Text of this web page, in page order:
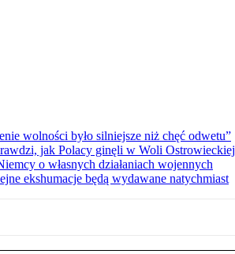
wolności było silniejsze niż chęć odwetu”
jak Polacy ginęli w Woli Ostrowieckiej
o własnych działaniach wojennych
ekshumacje będą wydawane natychmiast